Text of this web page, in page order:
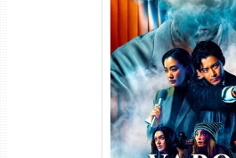
Vapor Humano 1ª
Torrent (2026) WEB-
Dual Áudio